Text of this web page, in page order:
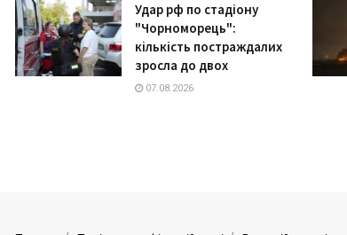
Удар рф по стадіону
"Чорноморець":
кількість постраждалих
зросла до двох
07.08.2026